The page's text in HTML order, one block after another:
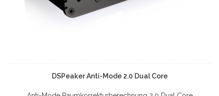
DSPeaker Anti-Mode 2.0 Dual Core